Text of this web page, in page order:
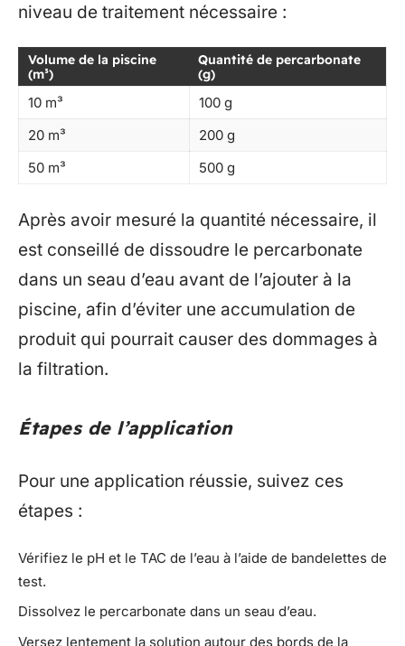
niveau de traitement nécessaire :
Volume de la piscine
(m³)
Quantité de percarbonate
(g)
10 m³
100 g
20 m³
200 g
50 m³
500 g
Après avoir mesuré la quantité nécessaire, il
est conseillé de dissoudre le percarbonate
dans un seau d’eau avant de l’ajouter à la
piscine, afin d’éviter une accumulation de
produit qui pourrait causer des dommages à
la filtration.
Étapes de l’application
Pour une application réussie, suivez ces
étapes :
Vérifiez le pH et le TAC de l’eau à l’aide de bandelettes de
test.
Dissolvez le percarbonate dans un seau d’eau.
Versez lentement la solution autour des bords de la